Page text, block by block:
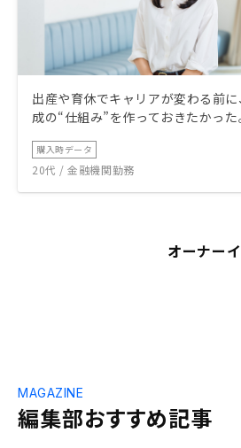
出産や育休でキャリアが変わる前
成の“仕組み”を作っておきたかった
購入時データ
20代 / 金融機関勤務
オーナー
編集部おすすめ記事
MAGAZINE